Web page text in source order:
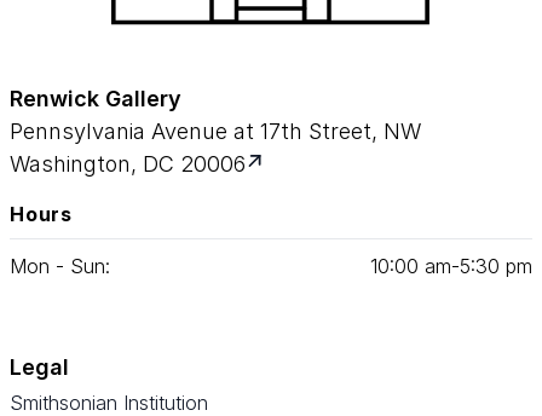
Renwick Gallery
Pennsylvania Avenue at 17th Street, NW
Washington, DC 20006
Hours
Mon - Sun: 10:00 am‑5:30 pm
Legal
Smithsonian Institution